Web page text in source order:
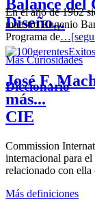
Balance del
Diseño...
José F.
más...
En el año de 1962
maestro Eugenio
Programa de
Más Curiosidades
Diccionario
CIE
Commission
internacional para
relacionado con
Más definiciones